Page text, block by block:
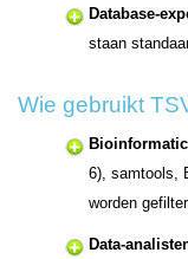
Database-
staan
Wie gebruikt
6), samtools,
worden
Data-